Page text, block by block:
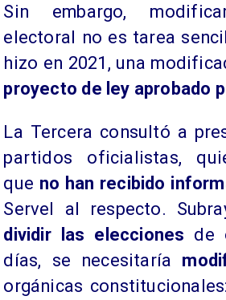
​Sin embargo,
electoral no es tarea
hizo en 2021, una
proyecto de ley aprobado
La Tercera consultó a
partidos oficialistas,
que no han recibido
Servel al respecto.
dividir las elecciones de
días, se necesitaría
orgánicas